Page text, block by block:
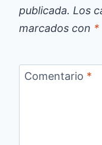
publicada. Los
marcados con *
Comentario *